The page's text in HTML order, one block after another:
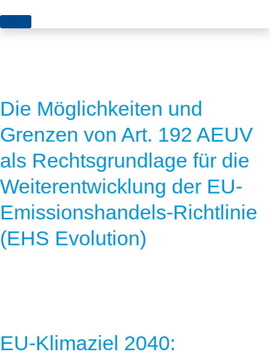
Themen
Flächen
Genehmigungen
Grundsatzfragen
Märkte
Netze
Sektorenkopplung
News
Blog
Karriere
Über uns
Stiftungsporträt
Team
Die Möglichkeiten und
Grenzen von Art. 192 AEUV
als Rechtsgrundlage für die
Weiterentwicklung der EU-
Emissionshandels-Richtlinie
(EHS Evolution)
EU-Klimaziel 2040: